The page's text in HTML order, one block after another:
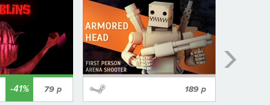
-41% 79 р 189 р